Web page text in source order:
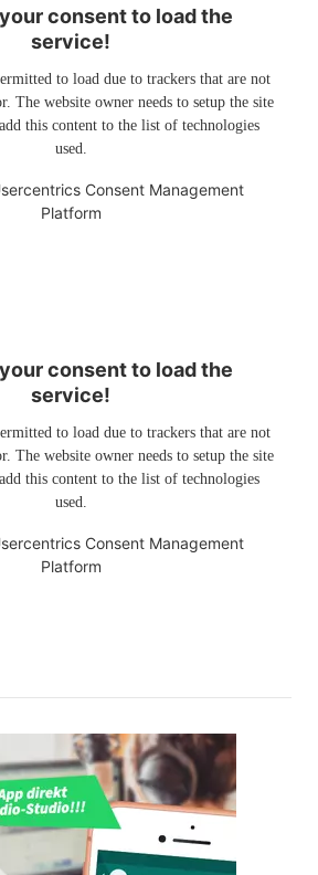
consent to load the
service!
to load due to trackers that are not
The website owner needs to setup the site
this content to the list of technologies
used.
Consent Management
Platform
consent to load the
service!
to load due to trackers that are not
The website owner needs to setup the site
this content to the list of technologies
used.
Consent Management
Platform